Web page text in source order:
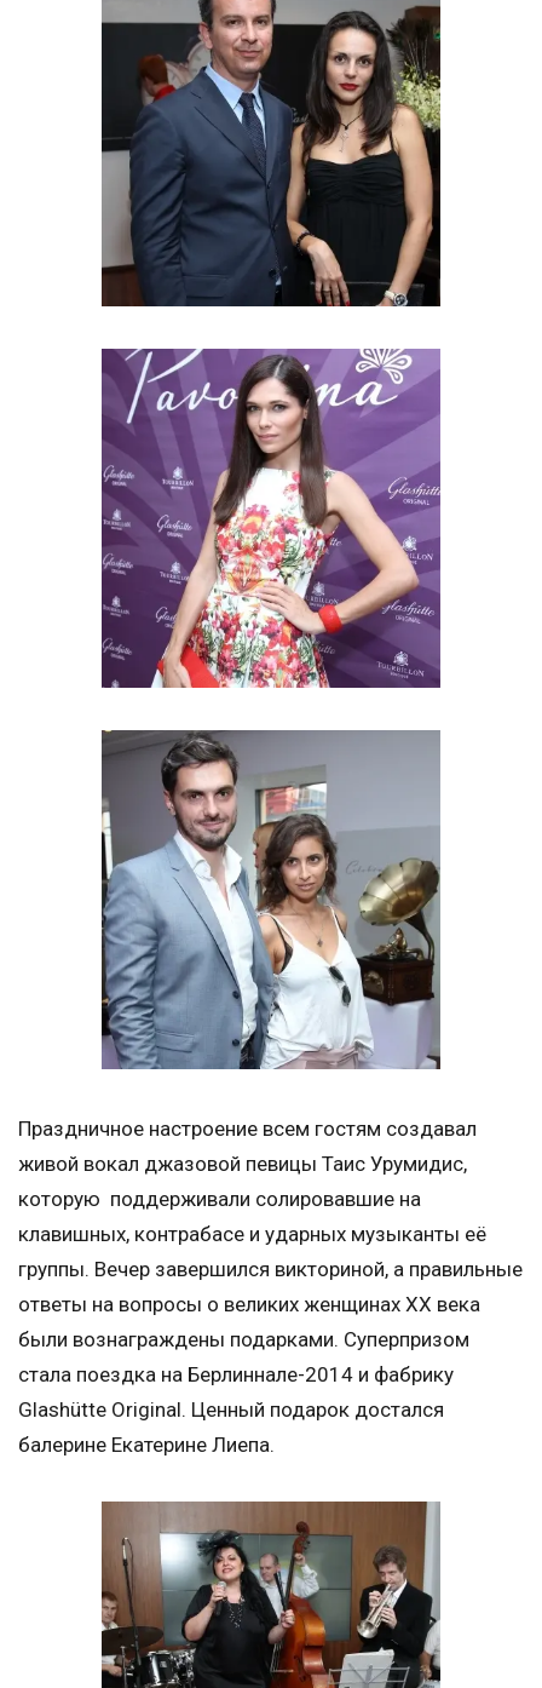
Праздничное настроение всем гостям создавал
живой вокал джазовой певицы Таис Урумидис,
которую поддерживали солировавшие на
клавишных, контрабасе и ударных музыканты её
группы. Вечер завершился викториной, а правильные
ответы на вопросы о великих женщинах XX века
были вознаграждены подарками. Суперпризом
стала поездка на Берлиннале-2014 и фабрику
Glashütte Original. Ценный подарок достался
балерине Екатерине Лиепа.